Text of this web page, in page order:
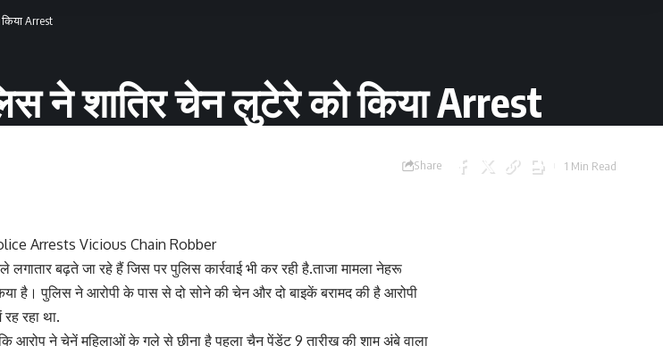
Arrest
ने शातिर चेन लुटेरे को किया Arrest
Share 1 Min Read
Arrests Vicious Chain Robber
लगातार बढ़ते जा रहे हैं जिस पर पुलिस कार्रवाई भी कर रही है.ताजा मामला नेहरू
है। पुलिस ने आरोपी के पास से दो सोने की चेन और दो बाइकें बरामद की है आरोपी
रहा था.
आरोप ने चेनें महिलाओं के गले से छीना है पहला चैन पेंडेंट 9 तारीख की शाम अंबे वाला